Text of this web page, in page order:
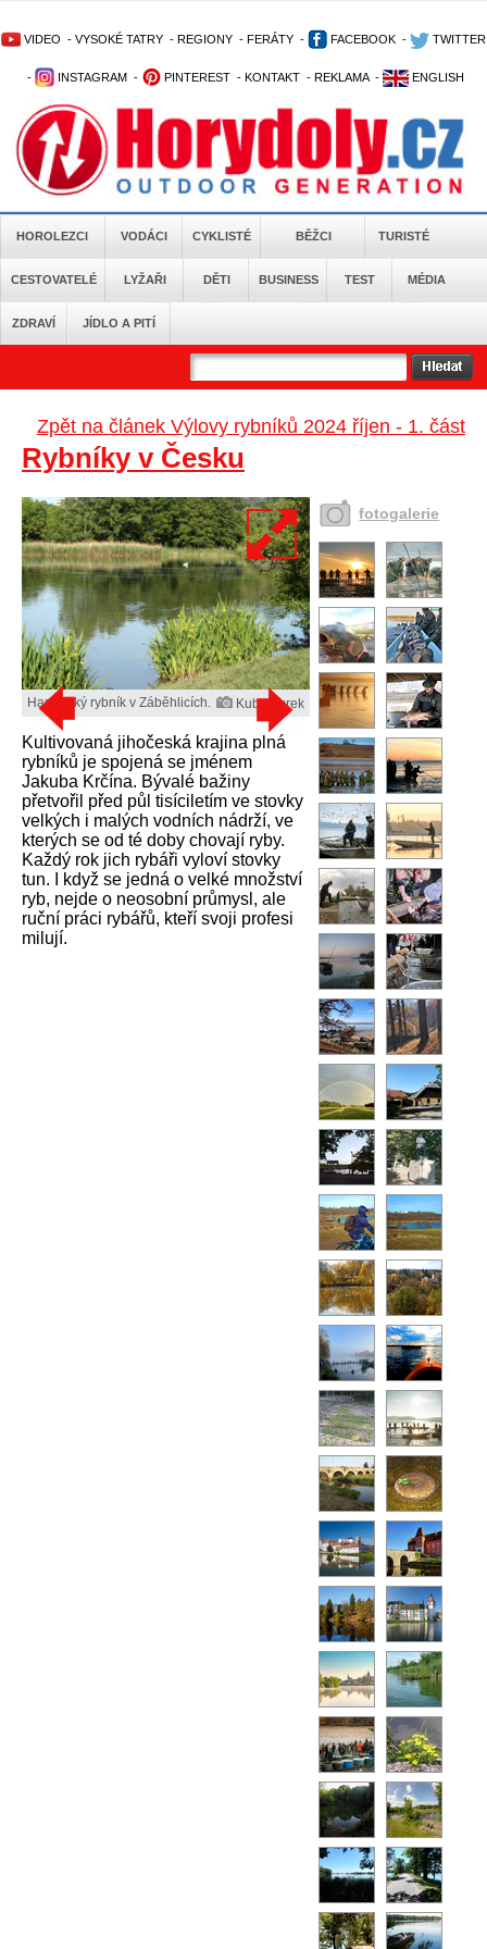
VIDEO - VYSOKÉ TATRY - REGIONY - FERÁTY - FACEBOOK - TWITTER
- INSTAGRAM - PINTEREST - KONTAKT - REKLAMA - ENGLISH
HOROLEZCI VODÁCI CYKLISTÉ BĚŽCI TURISTÉ
CESTOVATELÉ LYŽAŘI DĚTI BUSINESS TEST MÉDIA
ZDRAVÍ JÍDLO A PITÍ
Zpět na článek Výlovy rybníků 2024 říjen - 1. část
Rybníky v Česku
Hamerský rybník v Záběhlicích. Kuba Turek
Kultivovaná jihočeská krajina plná
rybníků je spojená se jménem
Jakuba Krčína. Bývalé bažiny
přetvořil před půl tisíciletím ve stovky
velkých i malých vodních nádrží, ve
kterých se od té doby chovají ryby.
Každý rok jich rybáři vyloví stovky
tun. I když se jedná o velké množství
ryb, nejde o neosobní průmysl, ale
ruční práci rybářů, kteří svoji profesi
milují.
fotogalerie